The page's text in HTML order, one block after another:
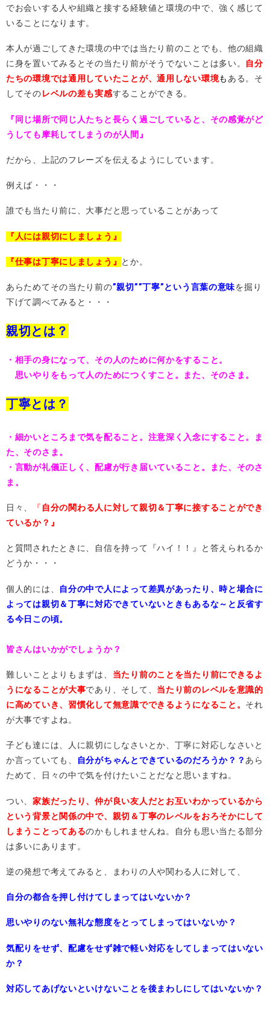
でお会いする人や組織と接する経験値と環境の中で、強く感じて
いることになります。
本人が過ごしてきた環境の中では当たり前のことでも、他の組織
に身を置いてみるとその当たり前がそうでないことは多い。 自分
たちの環境では通用していたことが、通用しない環境もある。そ
してそのレベルの差も実感することができる。
『同じ場所で同じ人たちと長らく過ごしていると、その感覚がど
うしても摩耗してしまうのが人間』
だから、上記のフレーズを伝えるようにしています。
例えば・・・
誰でも当たり前に、大事だと思っていることがあって
『人には親切にしましょう』
『仕事は丁寧にしましょう』 とか。
あらためてその当たり前の”親切””丁寧”という言葉の意味を掘り
下げて調べてみると・・・
親切とは？
・相手の身になって、その人のために何かをすること。
思いやりをもって人のためにつくすこと。また、そのさま。
丁寧とは？
・細かいところまで気を配ること。注意深く入念にすること。ま
た、そのさま。
・ 言動が礼儀正しく、配慮が行き届いていること。また、そのさ
ま。
日々、 『 自分の関わる人に対して親切＆丁寧に接することができ
ているか？』
と質問されたときに、自信を持って『ハイ！！』と答えられるか
どうか・・・
個人的には、 自分の中で人によって差異があったり、時と場合に
よっては親切＆丁寧に対応できていないときもあるな～と反省す
る今日この頃。
皆さんはいかがでしょうか？
難しいことよりもまずは、 当たり前のことを当たり前にできるよ
うになることが大事であり、そして、 当たり前のレベルを意識的
に高めていき、習慣化して無意識でできるようになること。 それ
が大事ですよね。
子ども達には、人に親切にしなさいとか、丁寧に対応しなさいと
か言っていても、
自分がちゃんとできているのだろうか？？あら
ためて、日々の中で気を付けたいことだなと思いますね。
つい、家族だったり、仲が良い友人だとお互いわかっているから
という背景と関係の中で、親切＆丁寧のレベルをおろそかにして
しまうことってあるのかもしれませんね。自分も思い当たる部分
は多いにあります。
逆の発想で考えてみると、まわりの人や関わる人に対して、
自分の都合を押し付けてしまってはいないか？
思いやりのない無礼な態度をとってしまってはいないか？
気配りをせず、配慮をせず雑で軽い対応をしてしまってはいない
か？
対応してあげないといけないことを後まわしにしてはいないか？